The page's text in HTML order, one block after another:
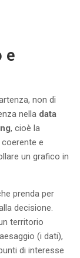
e
non di
nella data
, cioè la
e
un grafico in
prenda per
decisione.
territorio
(i dati),
di interesse